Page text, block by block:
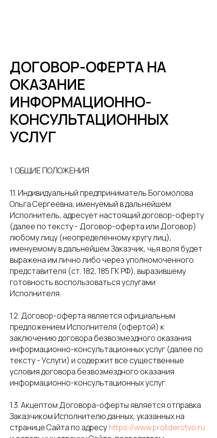
ДОГОВОР-ОФЕРТА НА
ОКАЗАНИЕ
ИНФОРМАЦИОННО-
КОНСУЛЬТАЦИОННЫХ
УСЛУГ
1. ОБЩИЕ ПОЛОЖЕНИЯ
1.1. Индивидуальный предприниматель Богомолова
Ольга Сергеевна, именуемый в дальнейшем
Исполнитель, адресует настоящий договор-оферту
(далее по тексту - Договор-оферта или Договор)
любому лицу (неопределенному кругу лиц),
именуемому в дальнейшем Заказчик, чья воля будет
выражена им лично либо через уполномоченного
представителя (ст. 182, 185 ГК РФ), выразившему
готовность воспользоваться услугами
Исполнителя.
1.2. Договор-оферта является официальным
предложением Исполнителя (офертой) к
заключению договора безвозмездного оказания
информационно-консультационных услуг (далее по
тексту - Услуги) и содержит все существенные
условия договора безвозмездного оказания
информационно-консультационных услуг.
1.3. Акцептом Договора-оферты является отправка
Заказчиком Исполнителю данных, указанных на
странице Сайта по адресуhttps://www.proliderstvo.ru